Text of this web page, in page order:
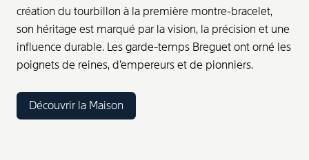
création du tourbillon à la première montre-bracelet,
son héritage est marqué par la vision, la précision et une
influence durable. Les garde-temps Breguet ont orné les
poignets de reines, d’empereurs et de pionniers.
Découvrir la Maison